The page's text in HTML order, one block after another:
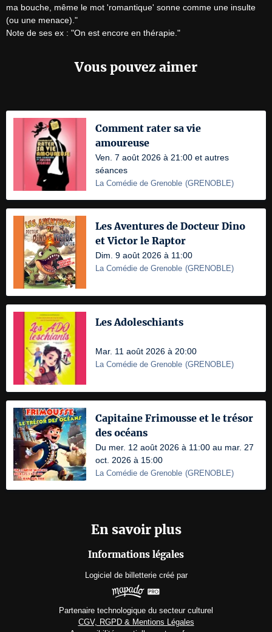
ma bouche, même le mot 'romantique' sonne comme une insulte
(ou une menace)."
Note de ses ex : "On est encore en thérapie."
Vous pouvez aimer
Comment rater sa vie
amoureuse
Ven. 7 août 2026 à 21:00 et autres
séances
La Comédie de Grenoble (GRENOBLE)
Les Aventures de Docteur Dino
et Victor le Raptor
Dim. 9 août 2026 à 11:00
La Comédie de Grenoble (GRENOBLE)
Les Adoleschiants
Mar. 11 août 2026 à 20:00
La Comédie de Grenoble (GRENOBLE)
Capitaine Frimousse et le trésor
des océans
Du mer. 12 août 2026 à 11:00 au mar. 27
oct. 2026 à 15:00
La Comédie de Grenoble (GRENOBLE)
En savoir plus
Informations légales
Logiciel de billetterie créé par
Partenaire technologique du secteur culturel
CGV, RGPD & Mentions Légales